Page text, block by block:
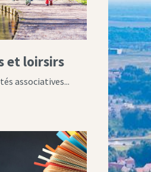
et loirsirs
associatives...